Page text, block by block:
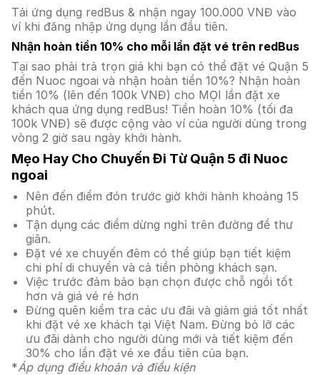
Tải ứng dụng redBus & nhận ngay 100.000 VNĐ vào
ví khi đăng nhập ứng dụng lần đầu tiên.
Nhận hoàn tiền 10% cho mỗi lần đặt vé trên redBus
Tại sao phải trả trọn giá khi bạn có thể đặt vé Quận 5
đến Nuoc ngoai và nhận hoàn tiền 10%? Nhận hoàn
tiền 10% (lên đến 100k VNĐ) cho MỌI lần đặt xe
khách qua ứng dụng redBus! Tiền hoàn 10% (tối đa
100k VNĐ) sẽ được cộng vào ví của người dùng trong
vòng 2 giờ sau ngày khởi hành.
Mẹo Hay Cho Chuyến Đi Từ Quận 5 đi Nuoc
ngoai
Nên đến điểm đón trước giờ khởi hành khoảng 15
phút.
Tận dụng các điểm dừng nghỉ trên đường để thư
giãn.
Đặt vé xe chuyến đêm có thể giúp bạn tiết kiệm
chi phí di chuyển và cả tiền phòng khách sạn.
Việc trước đảm bảo bạn chọn được chỗ ngồi tốt
hơn và giá vé rẻ hơn
Đừng quên kiểm tra các ưu đãi và giảm giá tốt nhất
khi đặt vé xe khách tại Việt Nam. Đừng bỏ lỡ các
ưu đãi dành cho người dùng mới và tiết kiệm đến
30% cho lần đặt vé xe đầu tiên của bạn.
*Áp dụng điều khoản và điều kiện